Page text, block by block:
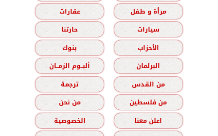
مرأة و طفل
عقارات
سيارات
حارتنا
الأحزاب
بنوك
البرلمان
ألبــوم الزمــان
من القدس
ترجمة
من فلسطين
من نحن
اعلن معنا
الخصوصية